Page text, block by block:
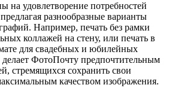
на удовлетворение потребностей
разнообразные варианты
Например, печать без рамки
коллажей на стену, или печать в
для свадебных и юбилейных
делает ФотоПочту предпочтительным
стремящихся сохранить свои
качеством изображения.